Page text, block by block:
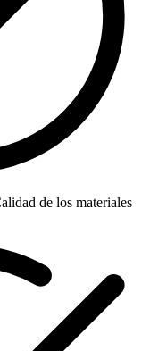
de los materiales